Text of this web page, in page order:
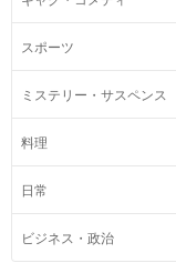
スポーツ
ミステリー・サスペンス
料理
日常
ビジネス・政治